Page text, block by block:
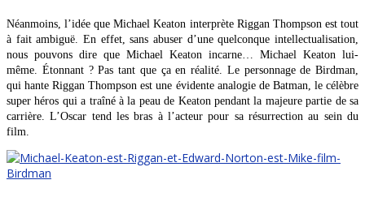
Néanmoins, l’idée que Michael Keaton interprète Riggan Thompson est tout
à fait ambiguë. En effet, sans abuser d’une quelconque intellectualisation,
nous pouvons dire que Michael Keaton incarne… Michael Keaton lui-
même. Étonnant ? Pas tant que ça en réalité. Le personnage de Birdman,
qui hante Riggan Thompson est une évidente analogie de Batman, le célèbre
super héros qui a traîné à la peau de Keaton pendant la majeure partie de sa
carrière. L’Oscar tend les bras à l’acteur pour sa résurrection au sein du
film.